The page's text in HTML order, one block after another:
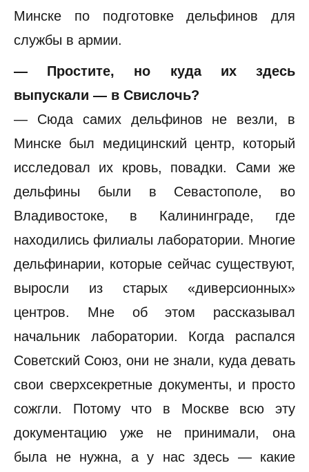
Минске по подготовке дельфинов для
службы в армии.
— Простите, но куда их здесь
выпускали — в Свислочь?
— Сюда самих дельфинов не везли, в
Минске был медицинский центр, который
исследовал их кровь, повадки. Сами же
дельфины были в Севастополе, во
Владивостоке, в Калининграде, где
находились филиалы лаборатории. Многие
дельфинарии, которые сейчас существуют,
выросли из старых «диверсионных»
центров. Мне об этом рассказывал
начальник лаборатории. Когда распался
Советский Союз, они не знали, куда девать
свои сверхсекретные документы, и просто
сожгли. Потому что в Москве всю эту
документацию уже не принимали, она
была не нужна, а у нас здесь — какие